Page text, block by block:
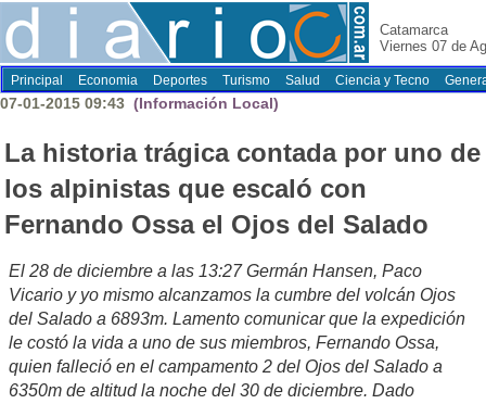
Catamarca
Viernes 07 de
Principal Economia Deportes Turismo Salud Ciencia y Tecno
07-01-2015 09:43 (Información Local)
La historia trágica contada por uno de
los alpinistas que escaló con
Fernando Ossa el Ojos del Salado
El 28 de diciembre a las 13:27 Germán Hansen, Paco
Vicario y yo mismo alcanzamos la cumbre del volcán Ojos
del Salado a 6893m. Lamento comunicar que la expedición
le costó la vida a uno de sus miembros, Fernando Ossa,
quien falleció en el campamento 2 del Ojos del Salado a
6350m de altitud la noche del 30 de diciembre. Dado